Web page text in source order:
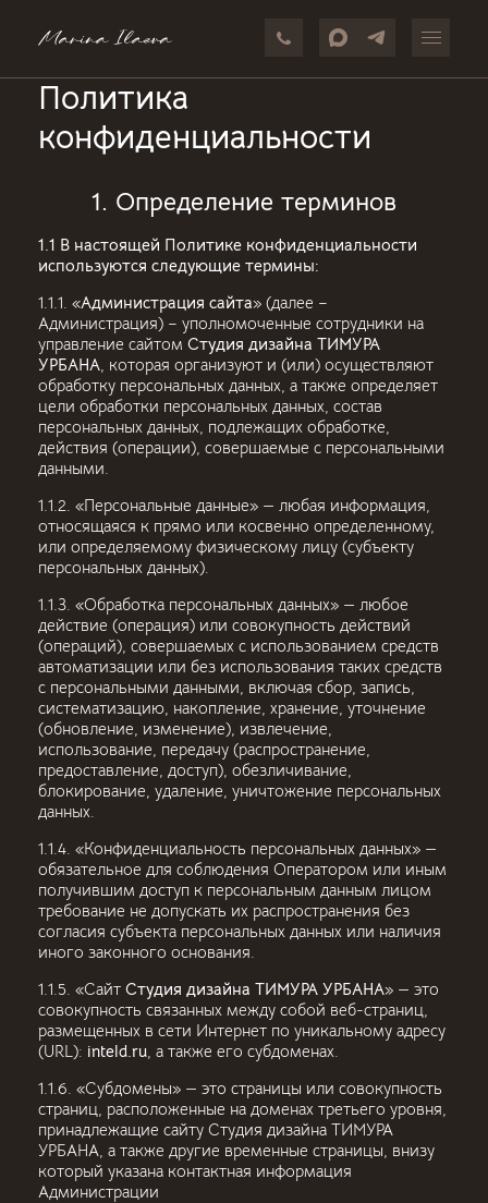
Политика
конфиденциальности
1. Определение терминов
1.1 В настоящей Политике конфиденциальности
используются следующие термины:
1.1.1. «Администрация сайта» (далее –
Администрация) – уполномоченные сотрудники на
управление сайтом Студия дизайна ТИМУРА
УРБАНА, которая организуют и (или) осуществляют
обработку персональных данных, а также определяет
цели обработки персональных данных, состав
персональных данных, подлежащих обработке,
действия (операции), совершаемые с персональными
данными.
1.1.2. «Персональные данные» — любая информация,
относящаяся к прямо или косвенно определенному,
или определяемому физическому лицу (субъекту
персональных данных).
1.1.3. «Обработка персональных данных» — любое
действие (операция) или совокупность действий
(операций), совершаемых с использованием средств
автоматизации или без использования таких средств
с персональными данными, включая сбор, запись,
систематизацию, накопление, хранение, уточнение
(обновление, изменение), извлечение,
использование, передачу (распространение,
предоставление, доступ), обезличивание,
блокирование, удаление, уничтожение персональных
данных.
1.1.4. «Конфиденциальность персональных данных» —
обязательное для соблюдения Оператором или иным
получившим доступ к персональным данным лицом
требование не допускать их распространения без
согласия субъекта персональных данных или наличия
иного законного основания.
1.1.5. «Сайт Студия дизайна ТИМУРА УРБАНА» — это
совокупность связанных между собой веб-страниц,
размещенных в сети Интернет по уникальному адресу
(URL): inteld.ru, а также его субдоменах.
1.1.6. «Субдомены» — это страницы или совокупность
страниц, расположенные на доменах третьего уровня,
принадлежащие сайту Студия дизайна ТИМУРА
УРБАНА, а также другие временные страницы, внизу
который указана контактная информация
Администрации